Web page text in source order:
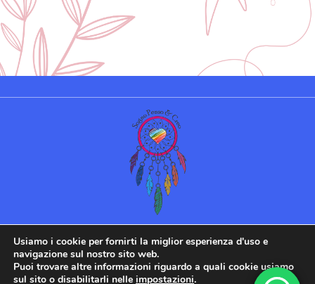
©Sogno Penso & Creo 2022 |
Powered byIamPassionWeb
Usiamo i cookie per fornirti la miglior esperienza d'uso e
navigazione sul nostro sito web.
Puoi trovare altre informazioni riguardo a quali cookie usiamo
sul sito o disabilitarli nelle impostazioni.